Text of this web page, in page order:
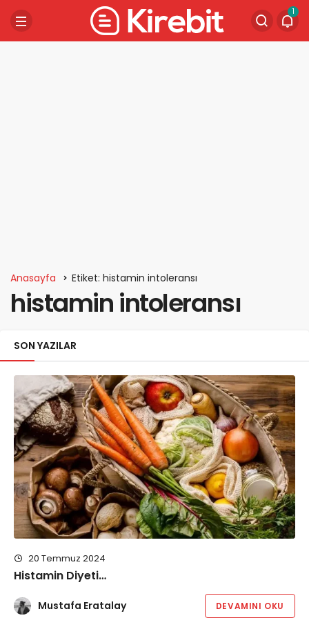
1
Anasayfa Etiket: histamin intoleransı
histamin intoleransı
SON YAZILAR
20 Temmuz 2024
Histamin Diyeti…
Mustafa Eratalay DEVAMINI OKU